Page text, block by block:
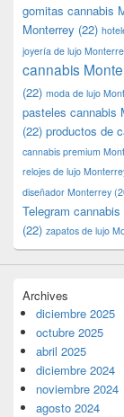
gomitas cannabis
Monterrey (22)
joyería de lujo
cannabis
(22) moda de lujo
pasteles cannabis
(22) productos de
cannabis premium
relojes de lujo
diseñador Monterrey
Telegram
(22) zapatos de lujo
Archives
diciembre 2025
octubre 2025
abril 2025
diciembre 2024
noviembre 2024
agosto 2024